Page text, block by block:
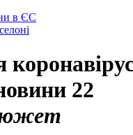
в ЄС
22